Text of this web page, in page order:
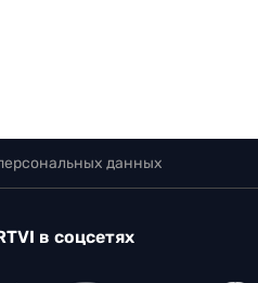
данных
в соцсетях